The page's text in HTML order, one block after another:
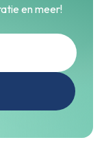
en meer!